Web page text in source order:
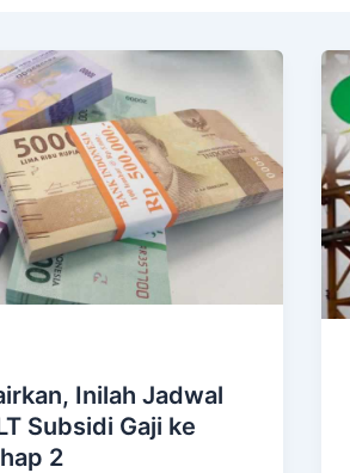
Inilah Jadwal
Subsidi Gaji ke
2